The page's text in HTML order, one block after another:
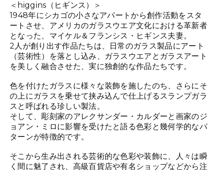
＜higgins（ヒギンス）＞
1948年にシカゴの小さなアパートから創作活動をスタ
ートさせ、アメリカのガラスウエア文化における革新者
となった、マイケル＆フランシス・ヒギンス夫妻。
2人が創り出す作品たちは、日常のガラス製品にアート
（芸術性）を落とし込み、ガラスウエアとガラスアート
を美しく融合させた、実に独創的な作品たちです。
色を付けたガラスに様々な装飾を施したのち、さらにそ
の上にガラスを乗せて挟み込んで仕上げるスランプガラ
スと呼ばれる珍しい製法。
そして、彫刻家のアレクサンダー・カルダーと画家のジ
ョアン・ミロに影響を受けたと語る色彩と幾何学的なパ
ターンが特徴的です。
そこから生み出される芸術的な色彩や装飾に、人々は瞬
く間に魅了され、高級百貨店や有名ショップなどから注